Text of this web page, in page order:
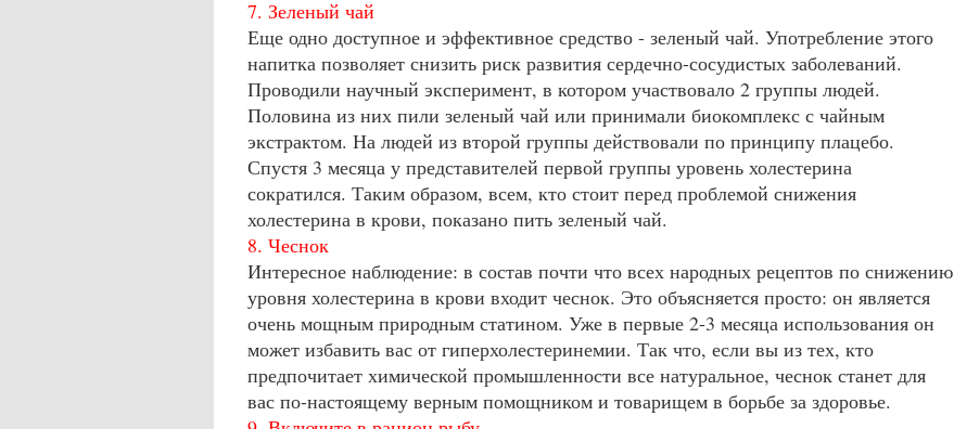
7. Зеленый чай
Еще одно доступное и эффективное средство - зеленый чай. Употребление этого
напитка позволяет снизить риск развития сердечно-сосудистых заболеваний.
Проводили научный эксперимент, в котором участвовало 2 группы людей.
Половина из них пили зеленый чай или принимали биокомплекс с чайным
экстрактом. На людей из второй группы действовали по принципу плацебо.
Спустя 3 месяца у представителей первой группы уровень холестерина
сократился. Таким образом, всем, кто стоит перед проблемой снижения
холестерина в крови, показано пить зеленый чай.
8. Чеснок
Интересное наблюдение: в состав почти что всех народных рецептов по снижению
уровня холестерина в крови входит чеснок. Это объясняется просто: он является
очень мощным природным статином. Уже в первые 2-3 месяца использования он
может избавить вас от гиперхолестеринемии. Так что, если вы из тех, кто
предпочитает химической промышленности все натуральное, чеснок станет для
вас по-настоящему верным помощником и товарищем в борьбе за здоровье.